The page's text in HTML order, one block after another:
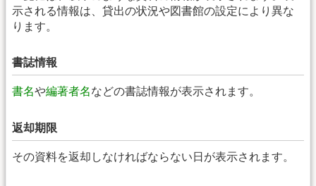
示される情報は、貸出の状況や図書館の設定により異な
ります。
書誌情報
書名や編著者名などの書誌情報が表示されます。
返却期限
その資料を返却しなければならない日が表示されます。